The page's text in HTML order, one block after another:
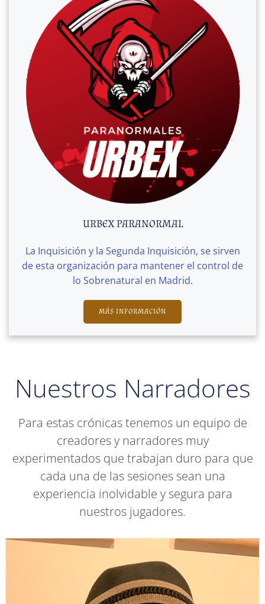
URBEX PARANORMAL
La Inquisición y la Segunda Inquisición, se sirven
de esta organización para mantener el control de
lo Sobrenatural en Madrid.
MÁS INFORMACIÓN
Nuestros Narradores
Para estas crónicas tenemos un equipo de
creadores y narradores muy
experimentados que trabajan duro para que
cada una de las sesiones sean una
experiencia inolvidable y segura para
nuestros jugadores.